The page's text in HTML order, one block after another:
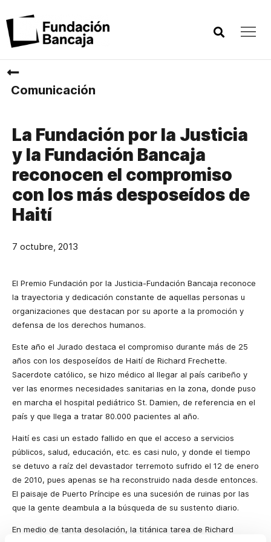
Comunicación
La Fundación por la Justicia
y la Fundación Bancaja
reconocen el compromiso
con los más desposeídos de
Haití
7 octubre, 2013
El Premio Fundación por la Justicia-Fundación Bancaja reconoce
la trayectoria y dedicación constante de aquellas personas u
organizaciones que destacan por su aporte a la promoción y
defensa de los derechos humanos.
Este año el Jurado destaca el compromiso durante más de 25
años con los desposeídos de Haití de Richard Frechette.
Sacerdote católico, se hizo médico al llegar al país caribeño y
ver las enormes necesidades sanitarias en la zona, donde puso
en marcha el hospital pediátrico St. Damien, de referencia en el
país y que llega a tratar 80.000 pacientes al año.
Haití es casi un estado fallido en que el acceso a servicios
públicos, salud, educación, etc. es casi nulo, y donde el tiempo
se detuvo a raíz del devastador terremoto sufrido el 12 de enero
de 2010, pues apenas se ha reconstruido nada desde entonces.
El paisaje de Puerto Príncipe es una sucesión de ruinas por las
que la gente deambula a la búsqueda de su sustento diario.
En medio de tanta desolación, la titánica tarea de Richard